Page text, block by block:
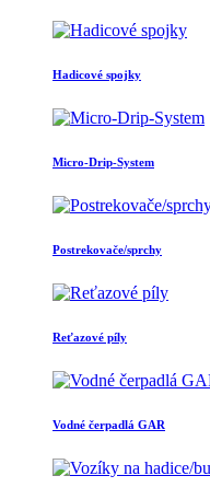
Hadicové spojky
Micro-Drip-System
Postrekovače/sprchy
Reťazové píly
Vodné čerpadlá GAR